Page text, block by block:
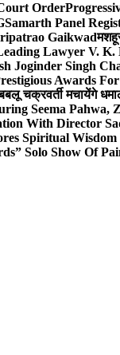
Order
Samarth Panel
Gaikwad
Lawyer V.
Joginder Singh
Awards
चक्रवर्ती मचायेंगे
Seema
With Director
Spiritual
Solo Show Of